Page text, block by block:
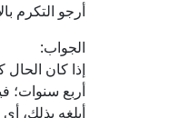
أرجو التكرم
الجواب:
إذا كان
أربع سنوات؛
أبلغه بذلك،